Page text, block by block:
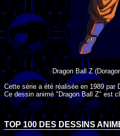
Dragon Ball Z
Cette série a été réalisée en 1989par
Ce dessin animé "Dragon Ball Z" est
TOP 100 DES DESSINS